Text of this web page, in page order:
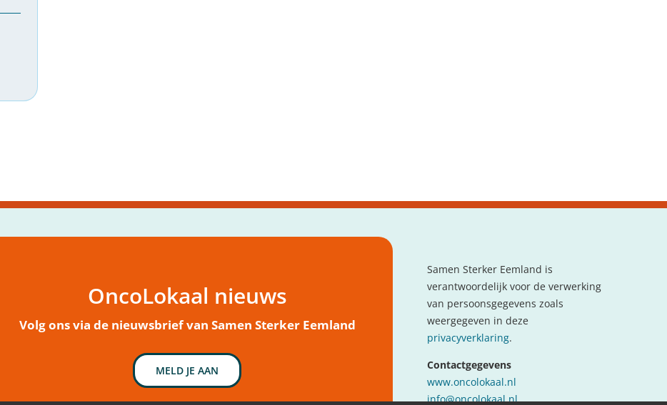
OncoLokaal nieuws
Volg ons via de nieuwsbrief van Samen Sterker Eemland
MELD JE AAN
Samen Sterker Eemland is
verantwoordelijk voor de verwerking
van persoonsgegevens zoals
weergegeven in deze
privacyverklaring.
Contactgegevens
www.oncolokaal.nl
info@oncolokaal.nl